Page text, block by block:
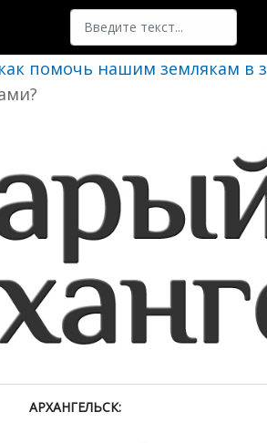
Поиск
помочь нашим землякам в
АРХАНГЕЛЬСК: